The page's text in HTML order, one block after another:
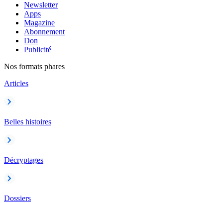
Newsletter
Apps
Magazine
Abonnement
Don
Publicité
Nos formats phares
Articles
Belles histoires
Décryptages
Dossiers